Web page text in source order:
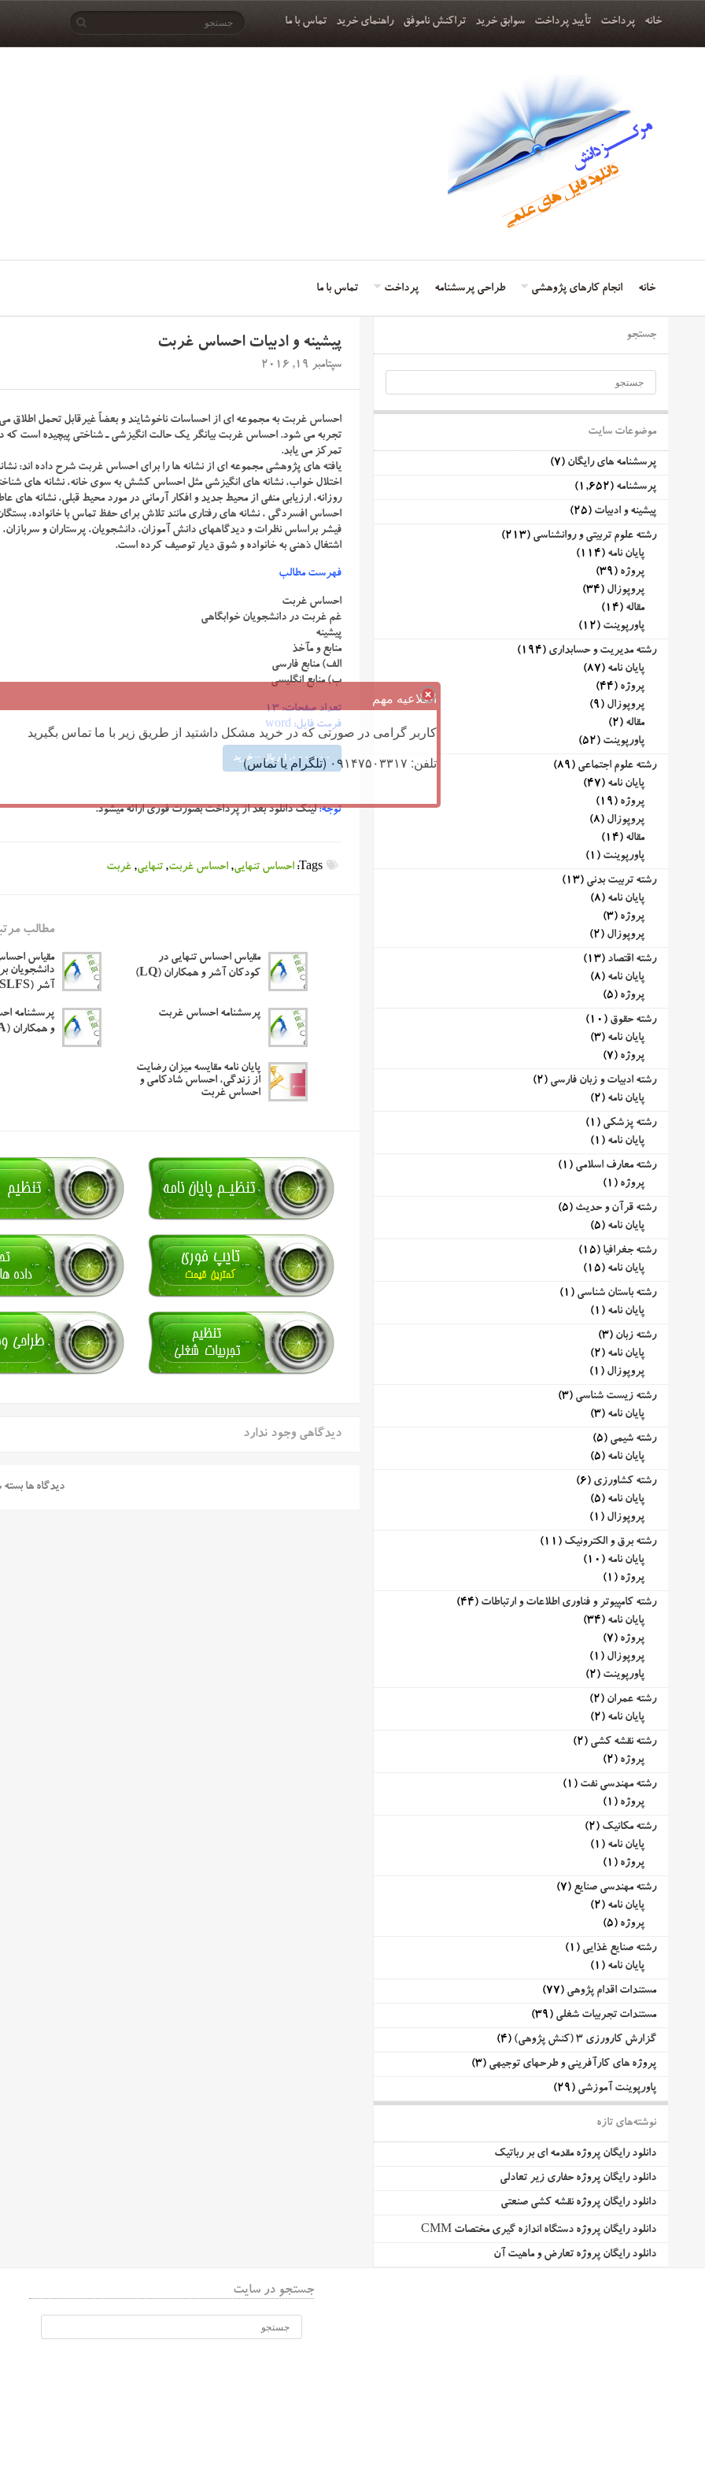
خانه پرداخت تأیید پرداخت سوابق خرید تراکنش ناموفق راهنمای خرید تماس با ما
خانه انجام کارهای پژوهشی طراحی پرسشنامه پرداخت تماس با ما
پیشینه و ادبیات احساس غربت
سپتامبر 19, 2016
احساس غربت به مجموعه ای از احساسات ناخوشایند و بعضاً غیرقابل تحمل اطلاق
تجربه می شود. احساس غربت بیانگر یک حالت انگیزشی ـ شناختی پیچیده است که
تمرکز می یابد.
یافته های پژوهشی مجموعه ای از نشانه ها را برای احساس غربت شرح داده اند:
اختلال خواب، نشانه های انگیزشی مثل احساس کشش به سوی خانه، نشانه های
روزانه، ارزیابی منفی از محیط جدید و افکار آرمانی در مورد محیط قبلی، نشانه
احساس افسردگی ، نشانه های رفتاری مانند تلاش برای حفظ تماس با خانواده،
فیشر براساس نظرات و دیدگاههای دانش آموزان، دانشجویان، پرستاران و
اشتغال ذهنی به خانواده و شوق دیار توصیف کرده است.
فهرست مطالب
احساس غربت
غم غربت در دانشجویان خوابگاهی
پیشینه
منابع و مآخذ
الف) منابع فارسی
ب) منابع انگلیسی
تعداد صفحات: ۱۳
فرمت فایل: word
1,000,000 ریال – خرید
توجه:لینک دانلود بعد از پرداخت بصورت فوری ارائه میشود.
احساس تنهایی, احساس غربت, تنهایی, غربت
مطالب
مقیاس احساس تنهایی در
کودکان آشر و همکاران (LQ)
مقیاس
دانشجویان
آشر (SLFS)
پرسشنامه احساس غربت
پرسشنامه
و همکاران (UCLA)
پایان نامه مقایسه میزان رضایت
از زندگی، احساس شادکامی و
احساس غربت
دیدگاهی وجود ندارد
دیدگاه ها
جستجو
موضوعات سایت
پرسشنامه های رایگان (7)
پرسشنامه (1,652)
پیشینه و ادبیات (25)
رشته علوم تربیتی و روانشناسی (213)
پایان نامه (114)
پروژه (39)
پروپوزال (34)
مقاله (14)
پاورپوینت (12)
رشته مدیریت و حسابداری (194)
پایان نامه (87)
پروژه (44)
پروپوزال (9)
مقاله (2)
پاورپوینت (52)
رشته علوم اجتماعی (89)
پایان نامه (47)
پروژه (19)
پروپوزال (8)
مقاله (14)
پاورپوینت (1)
رشته تربیت بدنی (13)
پایان نامه (8)
پروژه (3)
پروپوزال (2)
رشته اقتصاد (13)
پایان نامه (8)
پروژه (5)
رشته حقوق (10)
پایان نامه (3)
پروژه (7)
رشته ادبیات و زبان فارسی (2)
پایان نامه (2)
رشته پزشکی (1)
پایان نامه (1)
رشته معارف اسلامی (1)
پروژه (1)
رشته قرآن و حدیث (5)
پایان نامه (5)
رشته جغرافیا (15)
پایان نامه (15)
رشته باستان شناسی (1)
پایان نامه (1)
رشته زبان (3)
پایان نامه (2)
پروپوزال (1)
رشته زیست شناسی (3)
پایان نامه (3)
رشته شیمی (5)
پایان نامه (5)
رشته کشاورزی (6)
پایان نامه (5)
پروپوزال (1)
رشته برق و الکترونیک (11)
پایان نامه (10)
پروژه (1)
رشته کامپیوتر و فناوری اطلاعات و ارتباطات (44)
پایان نامه (34)
پروژه (7)
پروپوزال (1)
پاورپوینت (2)
رشته عمران (2)
پایان نامه (2)
رشته نقشه کشی (2)
پروژه (2)
رشته مهندسی نفت (1)
پروژه (1)
رشته مکانیک (2)
پایان نامه (1)
پروژه (1)
رشته مهندسی صنایع (7)
پایان نامه (2)
پروژه (5)
رشته صنایع غذایی (1)
پایان نامه (1)
مستندات اقدام پژوهی (77)
مستندات تجربیات شغلی (39)
گزارش کارورزی 3 (کنش پژوهی)
(4)
پروژه های کارآفرینی و طرحهای توجیهی (3)
پاورپوینت آموزشی (29)
نوشته‌های تازه
دانلود رایگان پروژه مقدمه ای بر رباتیک
دانلود رایگان پروژه حفاری زیر تعادلی
دانلود رایگان پروژه نقشه کشی صنعتی
دانلود رایگان پروژه دستگاه اندازه گیری مختصات CMM
دانلود رایگان پروژه تعارض و ماهیت آن
اطلاعیه مهم
کاربر گرامی در صورتی که در خرید مشکل داشتید از طریق زیر با ما تماس بگیرید
تلفن: ۰۹۱۴۷۵۰۳۳۱۷ (تلگرام یا تماس)
جستجو در سایت